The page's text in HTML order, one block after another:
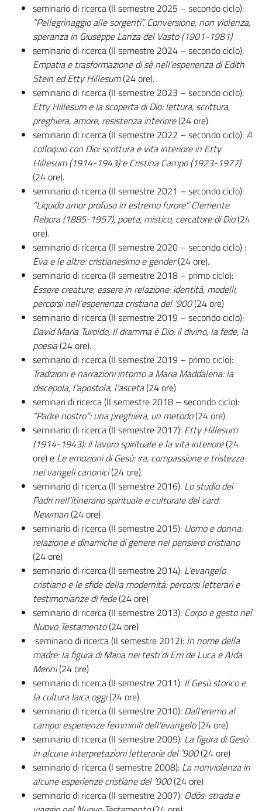
seminario di ricerca (II semestre 2025 – secondo ciclo):
“Pellegrinaggio alle sorgenti”. Conversione, non violenza,
speranza in Giuseppe Lanza del Vasto (1901-1981)
seminario di ricerca (II semestre 2024 – secondo ciclo):
Empatia e trasformazione di sè nell’esperienza di Edith
Stein ed Etty Hillesum(24 ore).
seminario di ricerca (II semestre 2023 – secondo ciclo):
Etty Hillesum e la scoperta di Dio: lettura, scrittura,
preghiera, amore, resistenza interiore(24 ore).
seminario di ricerca (II semestre 2022 – secondo ciclo):A
colloquio con Dio: scrittura e vita interiore in Etty
Hillesum (1914-1943) e Cristina Campo (1923-1977)
(24 ore).
seminario di ricerca (II semestre 2021 – secondo ciclo):
“Liquido amor profuso in estremo furore”. Clemente
Rebora (1885-1957), poeta, mistico, cercatore di Dio(24
ore).
seminario di ricerca (II semestre 2020 – secondo ciclo) :
Eva e le altre: cristianesimo e gender(24 ore).
seminario di ricerca (II semestre 2018 – primo ciclo):
Essere creature, essere in relazione: identità, modelli,
percorsi nell’esperienza cristiana del ’900(24 ore)
seminario di ricerca (II semestre 2019 – secondo ciclo):
David Maria Turoldo, Il dramma è Dio: il divino, la fede, la
poesia(24 ore).
seminario di ricerca (II semestre 2019 – primo ciclo):
Tradizioni e narrazioni intorno a Maria Maddalena: la
discepola, l’apostola, l’asceta(24 ore)
seminari di ricerca (II semestre 2018 – secondo ciclo):
“Padre nostro”: una preghiera, un metodo(24 ore).
seminario di ricerca (II semestre 2017): Etty Hillesum
(1914-1943): il lavoro spirituale e la vita interiore(24
ore) e Le emozioni di Gesù: ira, compassione e tristezza
nei vangeli canonici(24 ore).
seminario di ricerca (II semestre 2016): Lo studio dei
Padri nell’itinerario spirituale e culturale del card.
Newman(24 ore)
seminario di ricerca (II semestre 2015): Uomo e donna:
relazione e dinamiche di genere nel pensiero cristiano
(24 ore)
seminario di ricerca (II semestre 2014): L'evangelo
cristiano e le sfide della modernità: percorsi letterari e
testimonianze di fede(24 ore)
seminario di ricerca (II semestre 2013): Corpo e gesto nel
Nuovo Testamento(24 ore)
seminario di ricerca (II semestre 2012): In nome della
madre: la figura di Maria nei testi di Erri de Luca e Alda
Merini(24 ore)
seminario di ricerca (II semestre 2011): Il Gesù storico e
la cultura laica oggi(24 ore)
seminario di ricerca (II semestre 2010): Dall'eremo al
campo: esperienze femminili dell'evangelo(24 ore)
seminario di ricerca (II semestre 2009): La figura di Gesù
in alcune interpretazioni letterarie del ’900(24 ore)
seminario di ricerca (I semestre 2008): La nonviolenza in
alcune esperienze cristiane del ’900(24 ore)
seminario di ricerca (II semestre 2007): Odós: strada e